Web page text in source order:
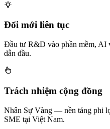
Đổi mới liên tục
Đầu tư R&D vào phần mềm, AI
dẫn đầu.
Trách nhiệm cộng đồng
Nhân Sự Vàng — nền tảng phi
SME tại Việt Nam.